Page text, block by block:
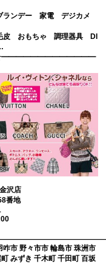
ンデー 家電 デジカメ
皮 おもちゃ 調理器具 DI
沢店
番地
市 野々市市 輪島市 珠洲市
みずき 千木町 千田町 百坂